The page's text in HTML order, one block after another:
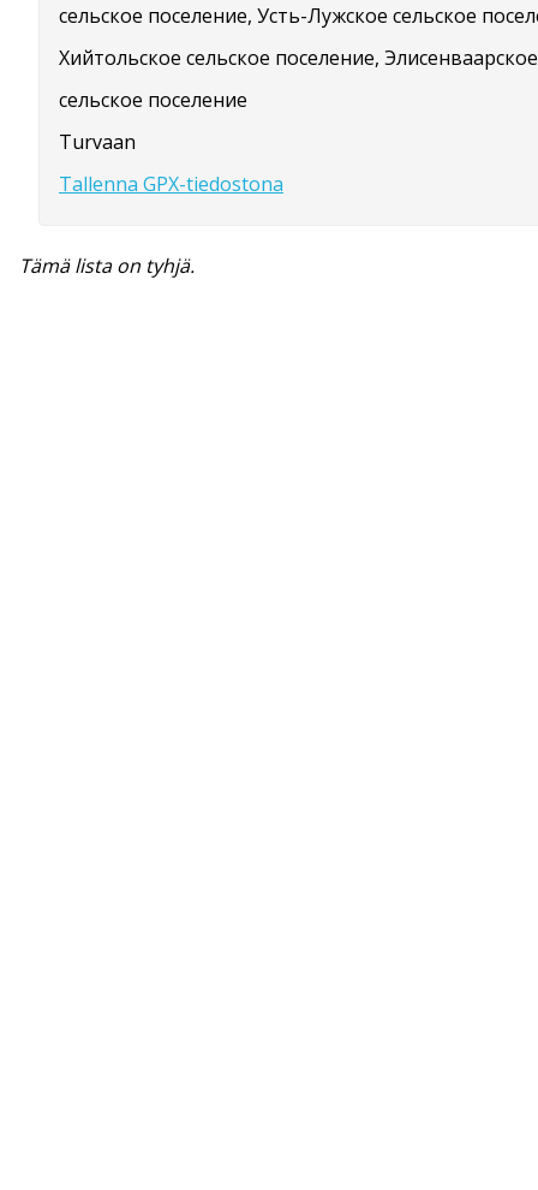
сельское поселение, Усть-Лужское сельское
Хийтольское сельское поселение, Элисенваарское
сельское поселение
Turvaan
Tallenna GPX-tiedostona
Tämä lista on tyhjä.